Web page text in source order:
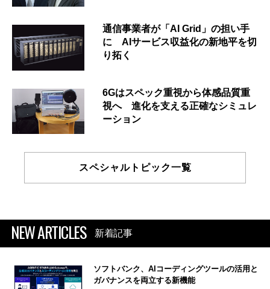
通信事業者が「AI Grid」の担い手
に AIサービス収益化の新地平を切
り拓く
6Gはスペック重視から体感品質重
視へ 進化を支える正確なシミュレ
ーション
スペシャルトピック一覧
NEW ARTICLES 新着記事
ソフトバンク、AIコーディングツールの活用と
ガバナンスを両立する新機能